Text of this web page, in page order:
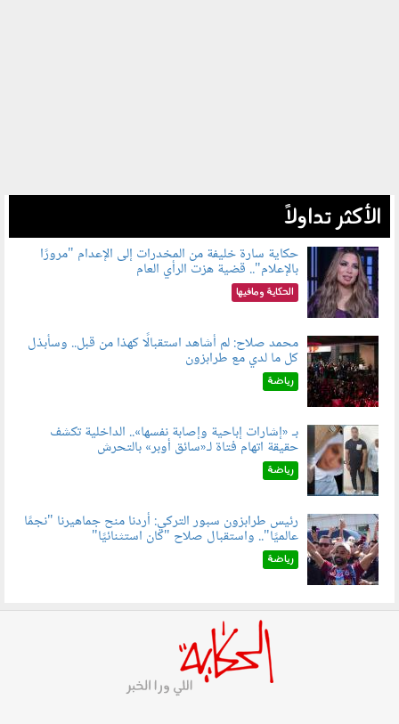
الأكثر تداولاً
060801.jpeg
حكاية سارة خليفة من المخدرات إلى الإعدام "مرورًا
بالإعلام".. قضية هزت الرأي العام
الحكاية ومافيها
060802.jpg
محمد صلاح: لم أشاهد استقبالًا كهذا من قبل.. وسأبذل
كل ما لدي مع طرابزون
رياضة
060804.jpg
بـ «إشارات إباحية وإصابة نفسها».. الداخلية تكشف
حقيقة اتهام فتاة لـ«سائق أوبر» بالتحرش
رياضة
060803.jpg
رئيس طرابزون سبور التركي: أردنا منح جماهيرنا "نجمًا
عالميًا".. واستقبال صلاح "كان استثنائيًا"
رياضة